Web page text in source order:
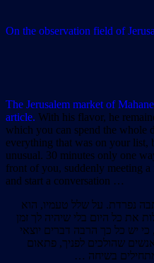
On the observation field of
The Jerusalem market of
article. With his flavor, he
which you can spend the whole
everything that was on your list,
unusual. 30 minutes only one
front of you, suddenly meeting
and start a conversation …
נפרדת. על שלל טעמיו, הוא
את כל היום בלי שיהיה לך זמן
יש כל כך הרבה דברים יוצאי
אנשים שהולכים לפניך, פתאום
בשיחה …